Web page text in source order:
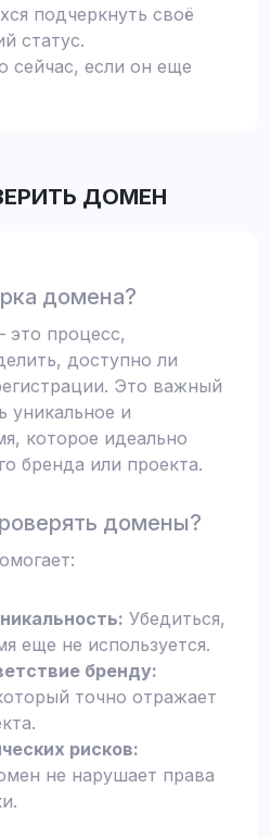
подчеркнуть своё
статус.
сейчас, если он еще
ДОМЕН
домена?
процесс,
доступно ли
Это важный
уникальное и
которое идеально
бренда или проекта.
домены?
Убедиться,
еще не используется.
бренду:
точно отражает
рисков:
не нарушает права